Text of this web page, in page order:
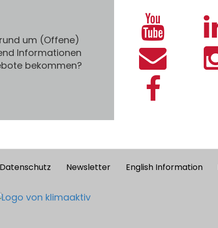
um (Offene)
Informationen
bekommen?
Datenschutz Newsletter English Information